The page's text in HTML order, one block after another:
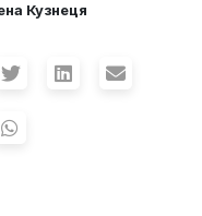
Кузнеця